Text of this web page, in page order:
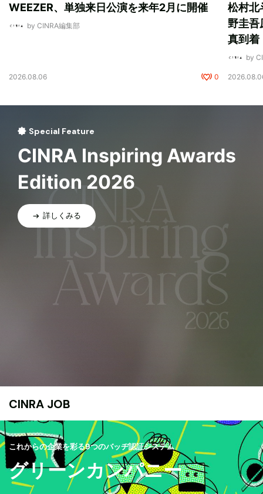
WEEZER、単独来日公演を来年2月に開催
by CINRA編集部
2026.08.06 0
松村北
野圭吾
真到着
by
Special Feature
CINRA Inspiring Awards
Edition 2026
詳しくみる
CINRA JOB
これからの企業を彩る9つのバッヂ認証システム
グリーンカンパニー